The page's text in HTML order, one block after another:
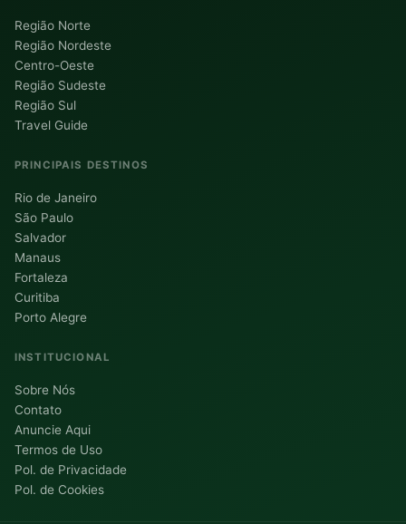
Região Norte
Região Nordeste
Centro-Oeste
Região Sudeste
Região Sul
Travel Guide
PRINCIPAIS DESTINOS
Rio de Janeiro
São Paulo
Salvador
Manaus
Fortaleza
Curitiba
Porto Alegre
INSTITUCIONAL
Sobre Nós
Contato
Anuncie Aqui
Termos de Uso
Pol. de Privacidade
Pol. de Cookies